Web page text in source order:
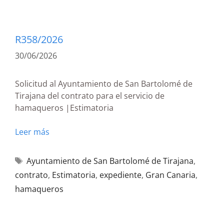
R358/2026
30/06/2026
Solicitud al Ayuntamiento de San Bartolomé de
Tirajana del contrato para el servicio de
hamaqueros |Estimatoria
Leer más
Ayuntamiento de San Bartolomé de Tirajana,
contrato, Estimatoria, expediente, Gran Canaria,
hamaqueros